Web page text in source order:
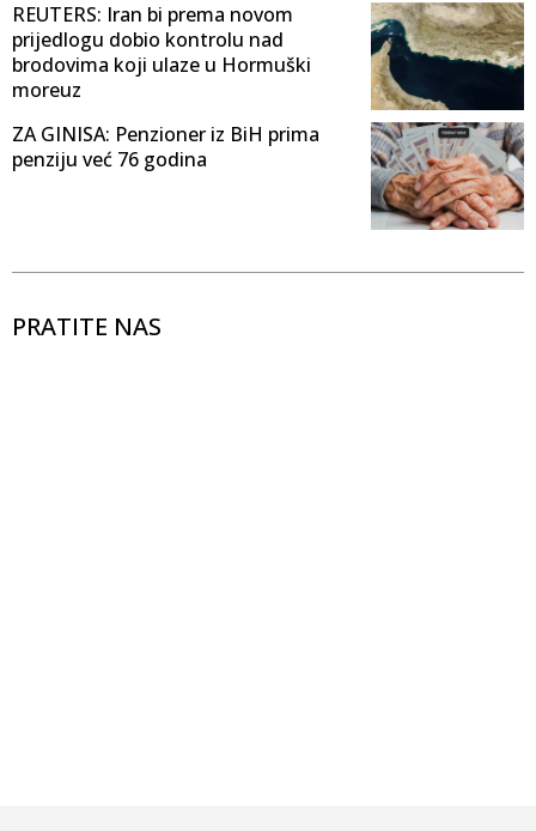
REUTERS: Iran bi prema novom
prijedlogu dobio kontrolu nad
brodovima koji ulaze u Hormuški
moreuz
ZA GINISA: Penzioner iz BiH prima
penziju već 76 godina
PRATITE NAS